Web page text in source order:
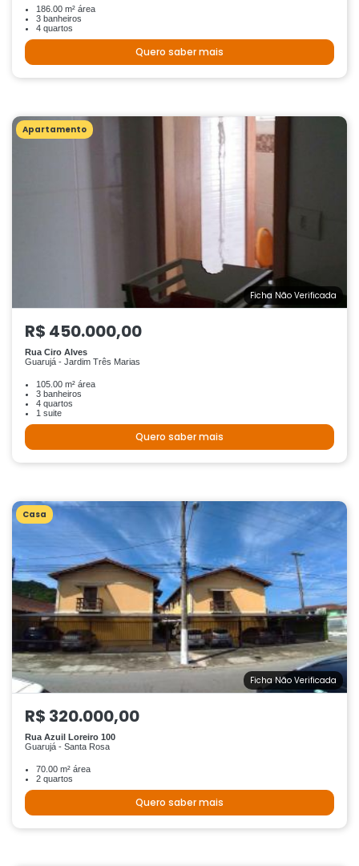
186.00 m² área
3 banheiros
4 quartos
Quero saber mais
Apartamento
Ficha Não Verificada
R$ 450.000,00
Rua Ciro Alves
Guarujá - Jardim Três Marias
105.00 m² área
3 banheiros
4 quartos
1 suite
Quero saber mais
Casa
Ficha Não Verificada
R$ 320.000,00
Rua Azuil Loreiro 100
Guarujá - Santa Rosa
70.00 m² área
2 quartos
Quero saber mais